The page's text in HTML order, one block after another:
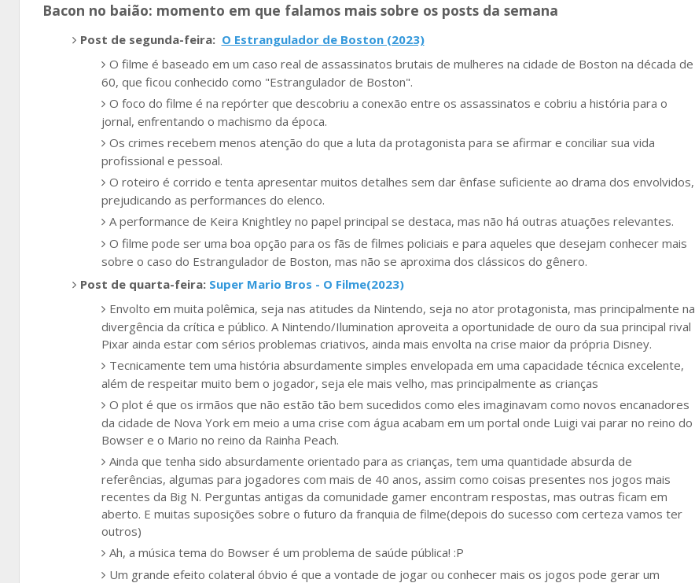
Bacon no baião: momento em que falamos mais sobre os posts da semana
Post de segunda-feira: O Estrangulador de Boston (2023)
O filme é baseado em um caso real de assassinatos brutais de mulheres na cidade de Boston na década de
60, que ficou conhecido como "Estrangulador de Boston".
O foco do filme é na repórter que descobriu a conexão entre os assassinatos e cobriu a história para o
jornal, enfrentando o machismo da época.
Os crimes recebem menos atenção do que a luta da protagonista para se afirmar e conciliar sua vida
profissional e pessoal.
O roteiro é corrido e tenta apresentar muitos detalhes sem dar ênfase suficiente ao drama dos envolvidos,
prejudicando as performances do elenco.
A performance de Keira Knightley no papel principal se destaca, mas não há outras atuações relevantes.
O filme pode ser uma boa opção para os fãs de filmes policiais e para aqueles que desejam conhecer mais
sobre o caso do Estrangulador de Boston, mas não se aproxima dos clássicos do gênero.
Post de quarta-feira: Super Mario Bros - O Filme(2023)
Envolto em muita polêmica, seja nas atitudes da Nintendo, seja no ator protagonista, mas principalmente na
divergência da crítica e público. A Nintendo/Ilumination aproveita a oportunidade de ouro da sua principal rival
Pixar ainda estar com sérios problemas criativos, ainda mais envolta na crise maior da própria Disney.
Tecnicamente tem uma história absurdamente simples envelopada em uma capacidade técnica excelente,
além de respeitar muito bem o jogador, seja ele mais velho, mas principalmente as crianças
O plot é que os irmãos que não estão tão bem sucedidos como eles imaginavam como novos encanadores
da cidade de Nova York em meio a uma crise com água acabam em um portal onde Luigi vai parar no reino do
Bowser e o Mario no reino da Rainha Peach.
Ainda que tenha sido absurdamente orientado para as crianças, tem uma quantidade absurda de
referências, algumas para jogadores com mais de 40 anos, assim como coisas presentes nos jogos mais
recentes da Big N. Perguntas antigas da comunidade gamer encontram respostas, mas outras ficam em
aberto. E muitas suposições sobre o futuro da franquia de filme(depois do sucesso com certeza vamos ter
outros)
Ah, a música tema do Bowser é um problema de saúde pública! :P
Um grande efeito colateral óbvio é que a vontade de jogar ou conhecer mais os jogos pode gerar um